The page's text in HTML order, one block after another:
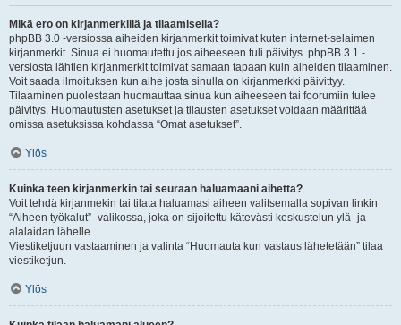
Mikä ero on kirjanmerkillä ja tilaamisella?
phpBB 3.0 -versiossa aiheiden kirjanmerkit toimivat kuten internet-selaimen
kirjanmerkit. Sinua ei huomautettu jos aiheeseen tuli päivitys. phpBB 3.1 -
versiosta lähtien kirjanmerkit toimivat samaan tapaan kuin aiheiden tilaaminen.
Voit saada ilmoituksen kun aihe josta sinulla on kirjanmerkki päivittyy.
Tilaaminen puolestaan huomauttaa sinua kun aiheeseen tai foorumiin tulee
päivitys. Huomautusten asetukset ja tilausten asetukset voidaan määrittää
omissa asetuksissa kohdassa “Omat asetukset”.
Ylös
Kuinka teen kirjanmerkin tai seuraan haluamaani aihetta?
Voit tehdä kirjanmekin tai tilata haluamasi aiheen valitsemalla sopivan linkin
“Aiheen työkalut” -valikossa, joka on sijoitettu kätevästi keskustelun ylä- ja
alalaidan lähelle.
Viestiketjuun vastaaminen ja valinta “Huomauta kun vastaus lähetetään” tilaa
viestiketjun.
Ylös